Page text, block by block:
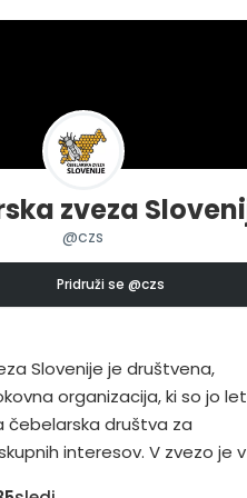
zveza
@czs
Pridruži se @czs
Slovenije je društvena,
organizacija, ki so jo
čebelarska društva za
interesov. V zvezo je